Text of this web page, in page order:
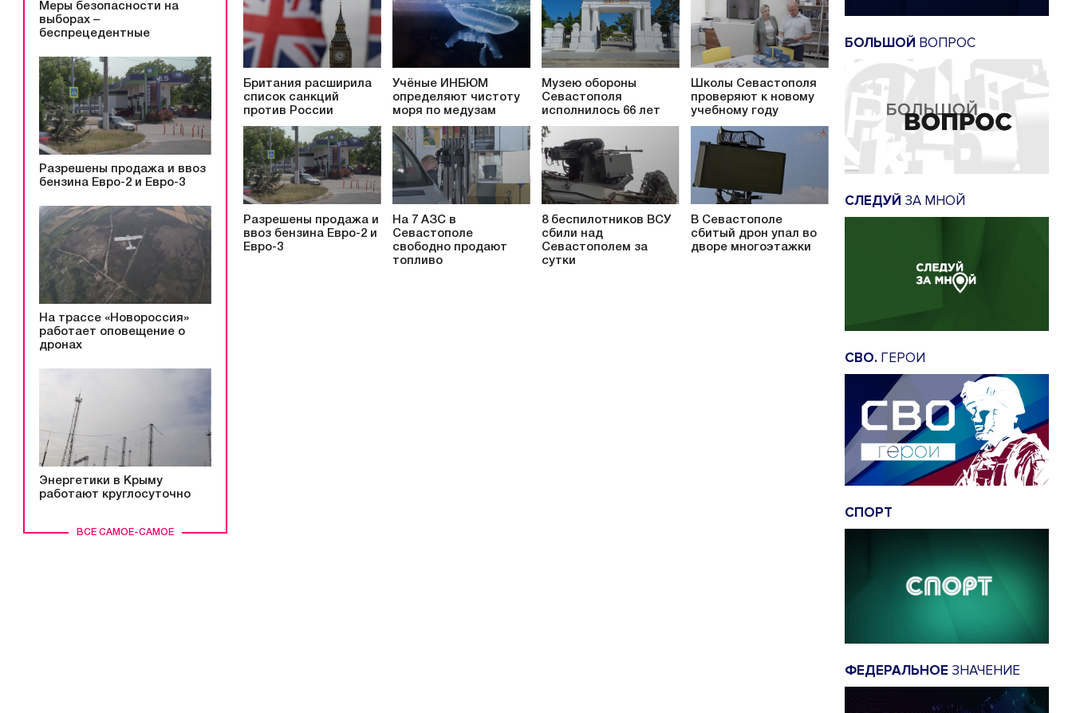
ВСЕ САМОЕ-САМОЕ
Меры безопасности на
выборах –
беспрецедентные
Разрешены продажа и ввоз
бензина Евро-2 и Евро-3
На трассе «Новороссия»
работает оповещение о
дронах
Энергетики в Крыму
работают круглосуточно
Британия расширила
список санкций
против России
Учёные ИНБЮМ
определяют чистоту
моря по медузам
Музею обороны
Севастополя
исполнилось 66 лет
Школы Севастополя
проверяют к новому
учебному году
Разрешены продажа и
ввоз бензина Евро-2 и
Евро-3
На 7 АЗС в
Севастополе
свободно продают
топливо
8 беспилотников ВСУ
сбили над
Севастополем за
сутки
В Севастополе
сбитый дрон упал во
дворе многоэтажки
БОЛЬШОЙ ВОПРОС
СЛЕДУЙ ЗА МНОЙ
СВО. ГЕРОИ
СПОРТ
ФЕДЕРАЛЬНОЕ ЗНАЧЕНИЕ